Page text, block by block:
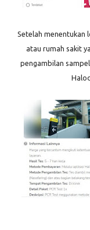
Setelah menentukan
atau rumah sakit
pengambilan